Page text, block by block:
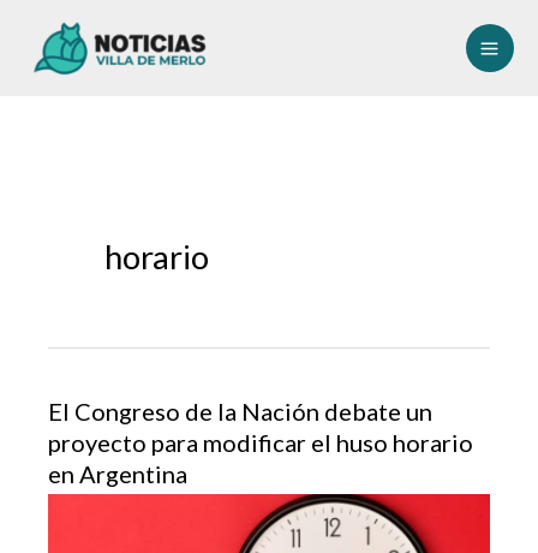
horario
El Congreso de la Nación debate un
proyecto para modificar el huso horario
en Argentina